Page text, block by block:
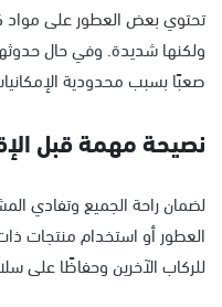
تحتوي بعض العطور على مواد
ولكنها شديدة. وفي حال
صعبًا بسبب محدودية
نصيحة مهمة قبل
لضمان راحة الجميع وتفادي
العطور أو استخدام منتجات
للركاب الآخرين وحفاظًا على